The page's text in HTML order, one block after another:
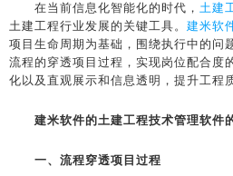
在当前信息化智能化的时代， 土建
土建工程行业发展的关键工具。 建米软
项目生命周期为基础，围绕执行中的问
流程的穿透项目过程，实现岗位配合度
化以及直观展示和信息透明，提升工程
建米软件的土建工程技术管理软件
一、流程穿透项目过程